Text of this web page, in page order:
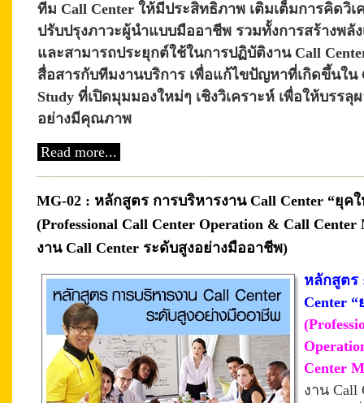
ทีม Call Center ให้มีประสิทธิภาพ เติมเต็มการคิดวิ
ปรับปรุงภาวะผู้นำแบบมืออาชีพ รวมทั้งการสร้างพลั
และสามารถประยุกต์ใช้ในการปฏิบัติงาน Call
สื่อสารกับทีมงานบริการ เพื่อแก้ไขปัญหาที่เกิดขึ้นใน
Study ที่เปิดมุมมองใหม่ๆ เชิงวิเคราะห์ เพื่อให้บรรลุ
อย่างมีคุณภาพ
Read more...
MG-02 : หลักสูตร การบริหารงาน Call Center “ยุค
(Professional Call Center Operation & Call Center
งาน Call Center ระดับสูงอย่างมืออาชีพ)
หลักสูตร
Center
Center
งาน Call